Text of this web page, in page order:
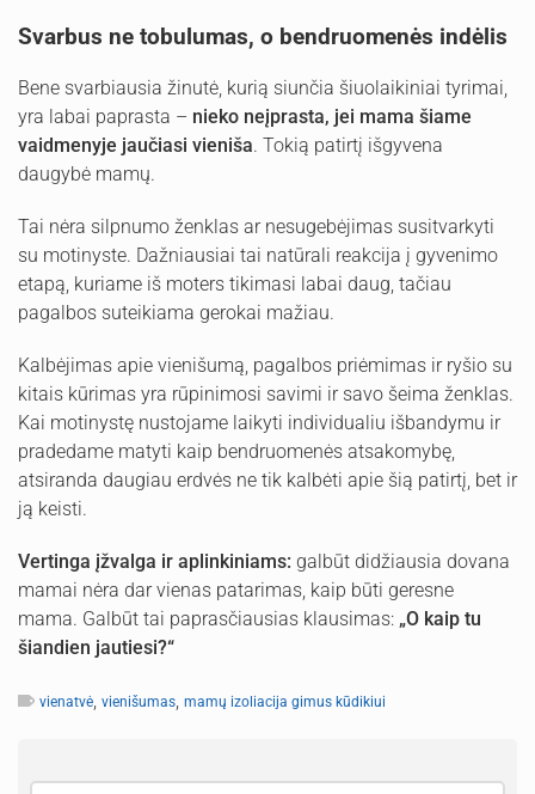
Svarbus ne tobulumas, o bendruomenės indėlis
Bene svarbiausia žinutė, kurią siunčia šiuolaikiniai tyrimai,
yra labai paprasta – nieko neįprasta, jei mama šiame
vaidmenyje jaučiasi vieniša. Tokią patirtį išgyvena
daugybė mamų.
Tai nėra silpnumo ženklas ar nesugebėjimas susitvarkyti
su motinyste. Dažniausiai tai natūrali reakcija į gyvenimo
etapą, kuriame iš moters tikimasi labai daug, tačiau
pagalbos suteikiama gerokai mažiau.
Kalbėjimas apie vienišumą, pagalbos priėmimas ir ryšio su
kitais kūrimas yra rūpinimosi savimi ir savo šeima ženklas.
Kai motinystę nustojame laikyti individualiu išbandymu ir
pradedame matyti kaip bendruomenės atsakomybę,
atsiranda daugiau erdvės ne tik kalbėti apie šią patirtį, bet ir
ją keisti.
Vertinga įžvalga ir aplinkiniams: galbūt didžiausia dovana
mamai nėra dar vienas patarimas, kaip būti geresne
mama. Galbūt tai paprasčiausias klausimas: „O kaip tu
šiandien jautiesi?“
vienatvė, vienišumas, mamų izoliacija gimus kūdikiui